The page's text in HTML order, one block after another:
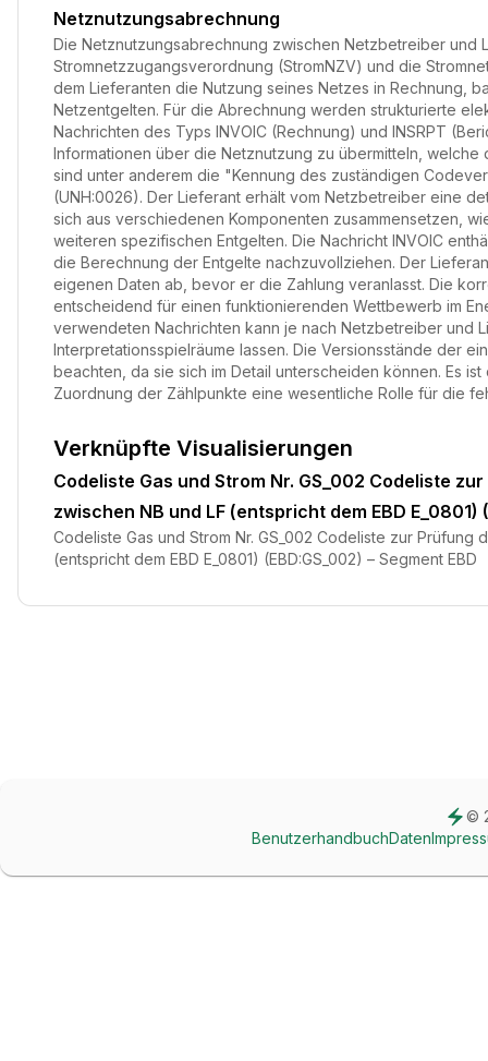
Netznutzungsabrechnung
Die Netznutzungsabrechnung zwischen Netzbetreiber und
Stromnetzzugangsverordnung (StromNZV) und die
dem Lieferanten die Nutzung seines Netzes in Rechnung,
Netzentgelten. Für die Abrechnung werden strukturierte
Nachrichten des Typs INVOIC (Rechnung) und INSRPT
Informationen über die Netznutzung zu übermitteln,
sind unter anderem die "Kennung des zuständigen
(UNH:0026). Der Lieferant erhält vom Netzbetreiber eine
sich aus verschiedenen Komponenten zusammensetzen,
weiteren spezifischen Entgelten. Die Nachricht INVOIC
die Berechnung der Entgelte nachzuvollziehen. Der
eigenen Daten ab, bevor er die Zahlung veranlasst. Die
entscheidend für einen funktionierenden Wettbewerb im
verwendeten Nachrichten kann je nach Netzbetreiber und
Interpretationsspielräume lassen. Die Versionsstände der
beachten, da sie sich im Detail unterscheiden können. Es
Zuordnung der Zählpunkte eine wesentliche Rolle für die
Verknüpfte Visualisierungen
Codeliste Gas und Strom Nr. GS_002 Codeliste
zwischen NB und LF (entspricht dem EBD E_0801)
Codeliste Gas und Strom Nr. GS_002 Codeliste zur
(entspricht dem EBD E_0801) (EBD:GS_002) – Segment EBD
©
BenutzerhandbuchDaten